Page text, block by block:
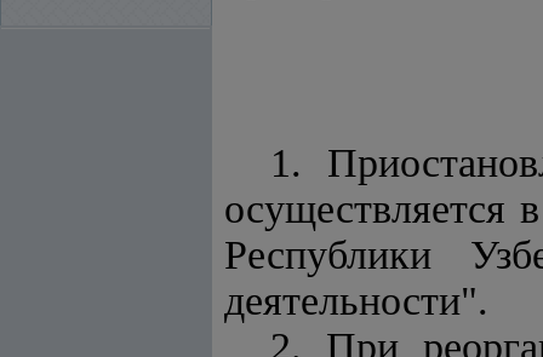
1.
осуществляется
Республики
деятельности".
2. При